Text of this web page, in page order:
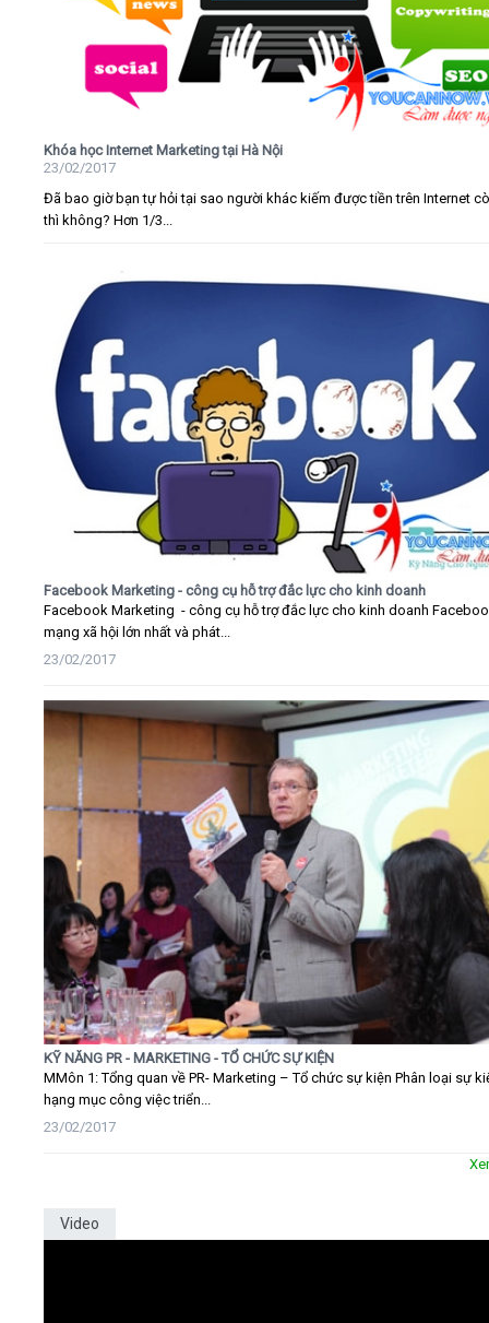
Khóa học Internet Marketing tại Hà Nội
23/02/2017
Đã bao giờ bạn tự hỏi tại sao người khác kiếm được tiền trên Internet
thì không? Hơn 1/3...
Facebook Marketing - công cụ hỗ trợ đắc lực cho kinh doanh
Facebook Marketing - công cụ hỗ trợ đắc lực cho kinh doanh
mạng xã hội lớn nhất và phát...
23/02/2017
KỸ NĂNG PR - MARKETING - TỔ CHỨC SỰ KIỆN
MMôn 1: Tổng quan về PR- Marketing – Tổ chức sự kiện Phân loại sự
hạng mục công việc triển...
23/02/2017
Video